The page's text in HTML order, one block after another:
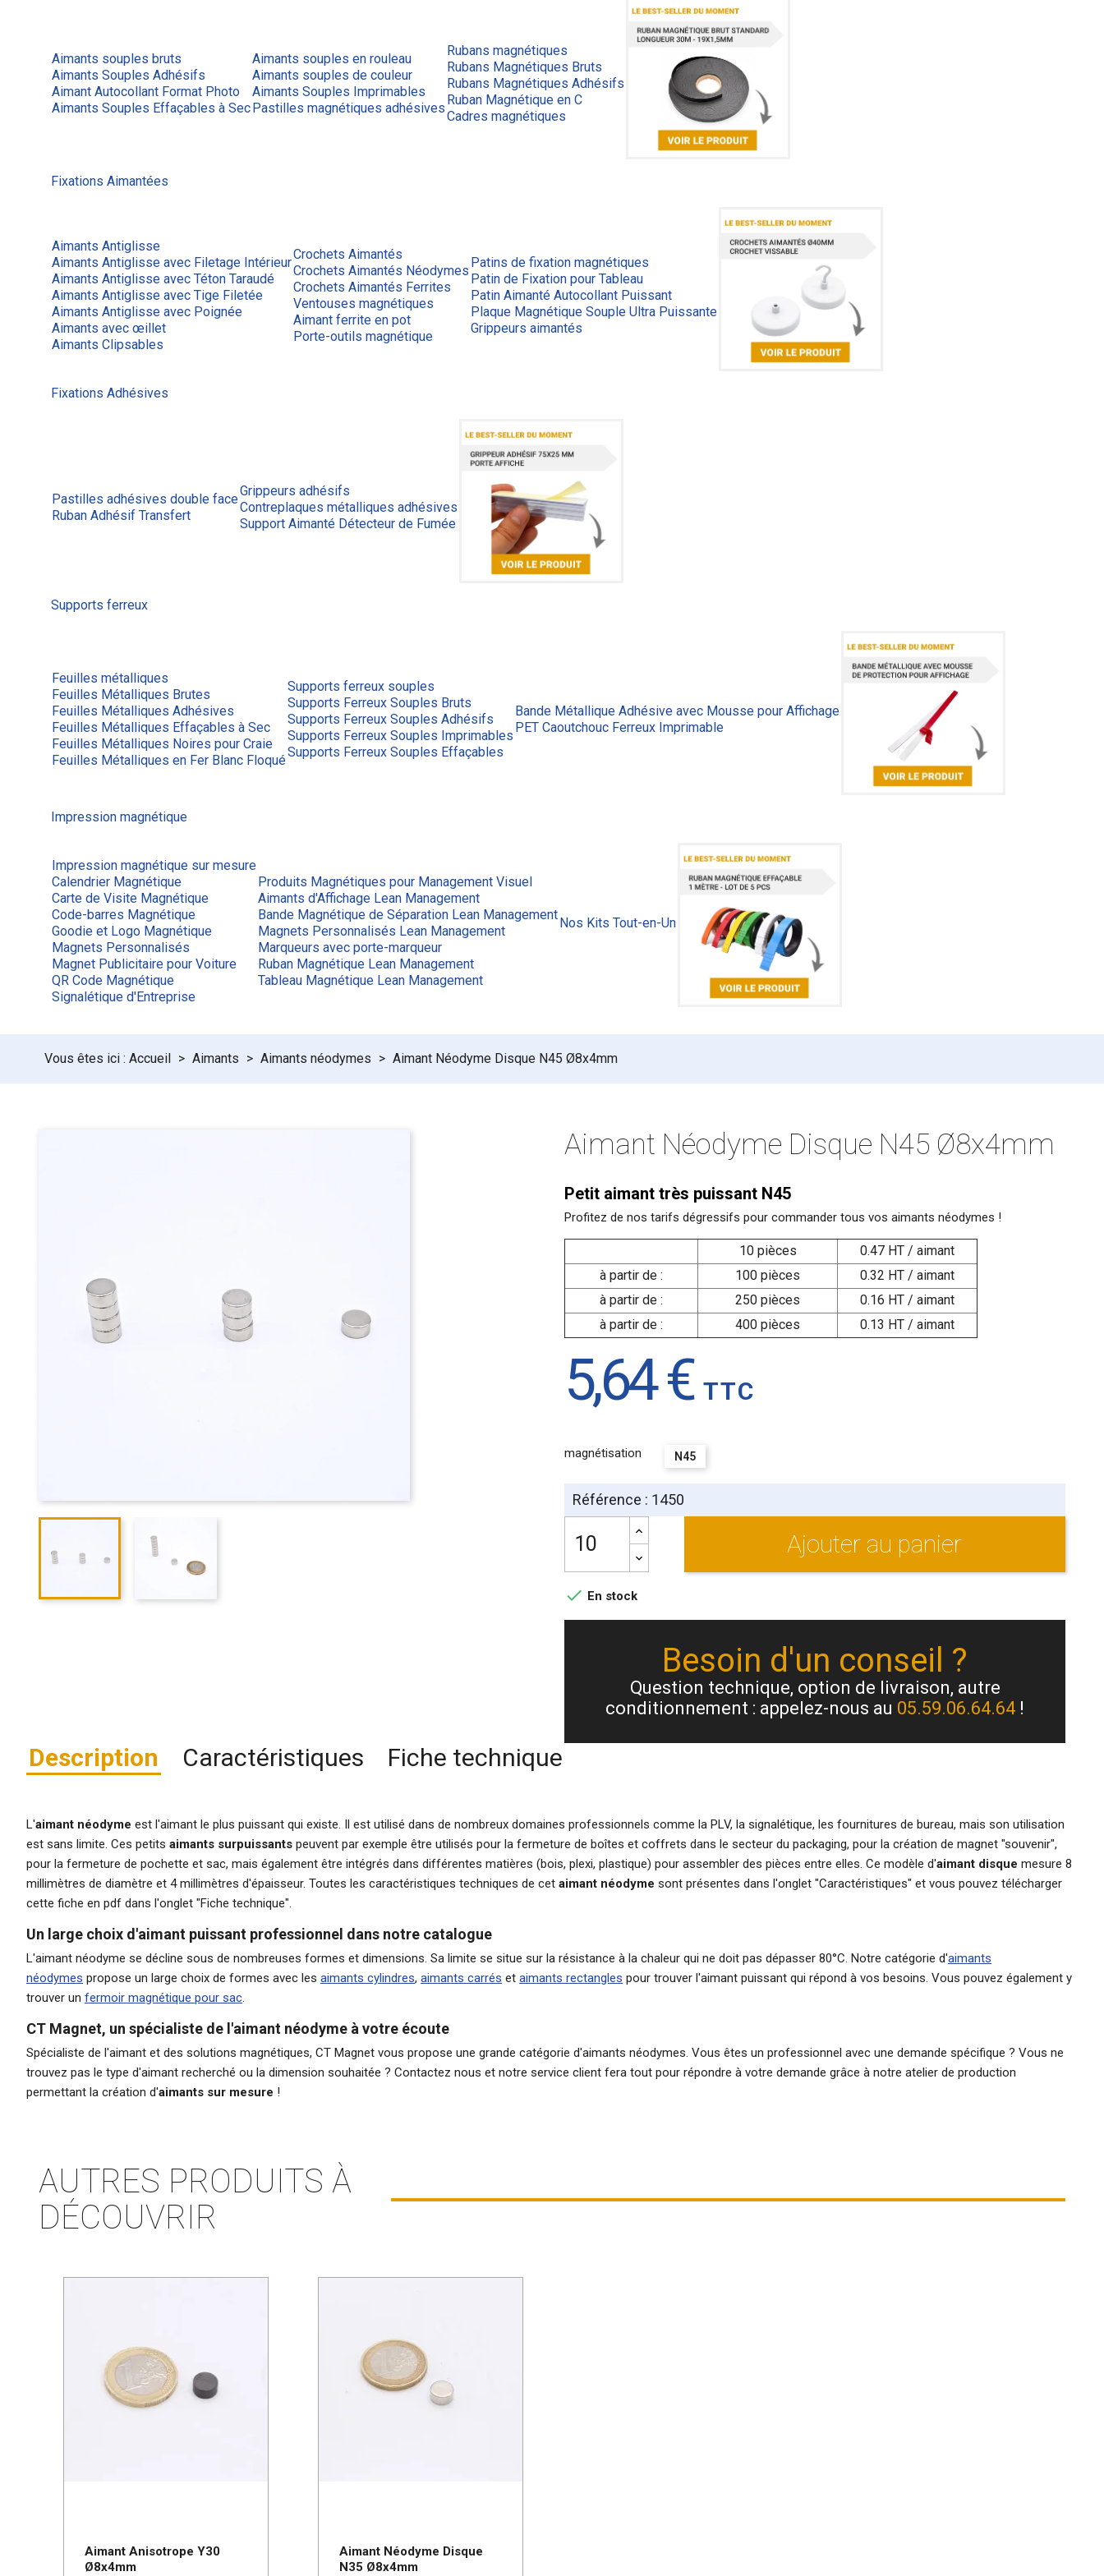
Aimants souples bruts
Aimants Souples Adhésifs
Aimant Autocollant Format Photo
Aimants Souples Effaçables à Sec
Aimants souples en rouleau
Aimants souples de couleur
Aimants Souples Imprimables
Pastilles magnétiques adhésives
Rubans magnétiques
Rubans Magnétiques Bruts
Rubans Magnétiques Adhésifs
Ruban Magnétique en C
Cadres magnétiques
Fixations Aimantées
Aimants Antiglisse
Aimants Antiglisse avec Filetage Intérieur
Aimants Antiglisse avec Téton Taraudé
Aimants Antiglisse avec Tige Filetée
Aimants Antiglisse avec Poignée
Aimants avec œillet
Aimants Clipsables
Crochets Aimantés
Crochets Aimantés Néodymes
Crochets Aimantés Ferrites
Ventouses magnétiques
Aimant ferrite en pot
Porte-outils magnétique
Patins de fixation magnétiques
Patin de Fixation pour Tableau
Patin Aimanté Autocollant Puissant
Plaque Magnétique Souple Ultra Puissante
Grippeurs aimantés
Fixations Adhésives
Pastilles adhésives double face
Ruban Adhésif Transfert
Grippeurs adhésifs
Contreplaques métalliques adhésives
Support Aimanté Détecteur de Fumée
Supports ferreux
Feuilles métalliques
Feuilles Métalliques Brutes
Feuilles Métalliques Adhésives
Feuilles Métalliques Effaçables à Sec
Feuilles Métalliques Noires pour Craie
Feuilles Métalliques en Fer Blanc Floqué
Supports ferreux souples
Supports Ferreux Souples Bruts
Supports Ferreux Souples Adhésifs
Supports Ferreux Souples Imprimables
Supports Ferreux Souples Effaçables
Bande Métallique Adhésive avec Mousse pour Affichage
PET Caoutchouc Ferreux Imprimable
Impression magnétique
Impression magnétique sur mesure
Calendrier Magnétique
Carte de Visite Magnétique
Code-barres Magnétique
Goodie et Logo Magnétique
Magnets Personnalisés
Magnet Publicitaire pour Voiture
QR Code Magnétique
Signalétique d'Entreprise
Produits Magnétiques pour Management Visuel
Aimants d'Affichage Lean Management
Bande Magnétique de Séparation Lean Management
Magnets Personnalisés Lean Management
Marqueurs avec porte-marqueur
Ruban Magnétique Lean Management
Tableau Magnétique Lean Management
Nos Kits Tout-en-Un
Accueil Aimants Aimants néodymes Aimant Néodyme Disque N45 Ø8x4mm
Aimant Néodyme Disque N45 Ø8x4mm
Petit aimant très puissant N45
Profitez de nos tarifs dégressifs pour commander tous vos aimants néodymes !
10 pièces
0.47 HT / aimant
à partir de :
100 pièces
0.32 HT / aimant
à partir de :
250 pièces
0.16 HT / aimant
à partir de :
400 pièces 0.13 HT / aimant
5,64 € TTC
magnétisation N45
Référence : 1450
Ajouter au panier
 En stock
Besoin d'un conseil ?
Question technique, option de livraison, autre
conditionnement : appelez-nous au 05.59.06.64.64 !
Description Caractéristiques Fiche technique
L'aimant néodyme est l'aimant le plus puissant qui existe. Il est utilisé dans de nombreux domaines professionnels comme la PLV, la signalétique, les fournitures de bureau, mais son utilisation
est sans limite. Ces petits aimants surpuissants peuvent par exemple être utilisés pour la fermeture de boîtes et coffrets dans le secteur du packaging, pour la création de magnet "souvenir",
pour la fermeture de pochette et sac, mais également être intégrés dans différentes matières (bois, plexi, plastique) pour assembler des pièces entre elles. Ce modèle d'aimant disque mesure 8
millimètres de diamètre et 4 millimètres d'épaisseur. Toutes les caractéristiques techniques de cet aimant néodyme sont présentes dans l'onglet "Caractéristiques" et vous pouvez télécharger
cette fiche en pdf dans l'onglet "Fiche technique".
Un large choix d'aimant puissant professionnel dans notre catalogue
L'aimant néodyme se décline sous de nombreuses formes et dimensions. Sa limite se situe sur la résistance à la chaleur qui ne doit pas dépasser 80°C. Notre catégorie d'aimants
néodymes propose un large choix de formes avec les aimants cylindres, aimants carrés et aimants rectangles pour trouver l'aimant puissant qui répond à vos besoins. Vous pouvez également y
trouver un fermoir magnétique pour sac.
CT Magnet, un spécialiste de l'aimant néodyme à votre écoute
Spécialiste de l'aimant et des solutions magnétiques, CT Magnet vous propose une grande catégorie d'aimants néodymes. Vous êtes un professionnel avec une demande spécifique ? Vous ne
trouvez pas le type d'aimant recherché ou la dimension souhaitée ? Contactez nous et notre service client fera tout pour répondre à votre demande grâce à notre atelier de production
permettant la création d'aimants sur mesure !
AUTRES PRODUITS À
DÉCOUVRIR
Aimant Anisotrope Y30
Ø8x4mm
Aimant Néodyme Disque
N35 Ø8x4mm